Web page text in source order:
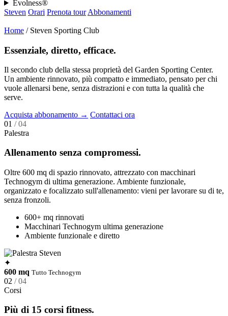
Evolness®
Steven Orari Prenota tour Abbonamenti
Home / Steven Sporting Club
Essenziale, diretto, efficace.
Il secondo club della stessa proprietà del Garden Sporting Center.
Un ambiente rinnovato, più compatto e immediato, pensato per chi
vuole allenarsi bene, senza distrazioni e con tutta la qualità che
serve.
Acquista abbonamento → Contattaci ora
01 / 04
Palestra
Allenamento senza compromessi.
Oltre 600 mq di spazio rinnovato, attrezzato con macchinari
Technogym di ultima generazione. Ambiente funzionale,
organizzato e focalizzato sull'allenamento: vieni per lavorare su di te,
senza fronzoli.
600+ mq rinnovati
Macchinari Technogym ultima generazione
Ambiente funzionale e diretto
✦
600 mq Tutto Technogym
02 / 04
Corsi
Più di 15 corsi fitness.